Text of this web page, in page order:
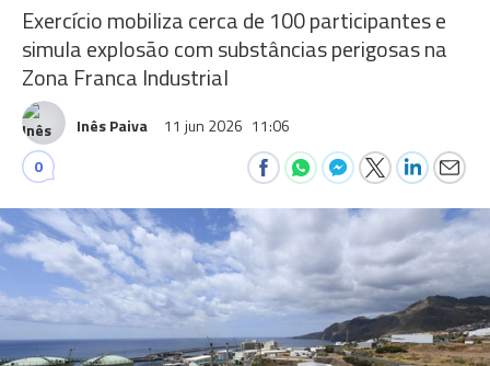
Exercício mobiliza cerca de 100 participantes e
simula explosão com substâncias perigosas na
Zona Franca Industrial
Inês Paiva 11 jun 2026 11:06
0